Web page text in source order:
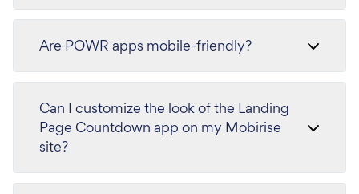
Are POWR apps mobile-friendly?
Can I customize the look of the Landing
Page Countdown app on my Mobirise
site?